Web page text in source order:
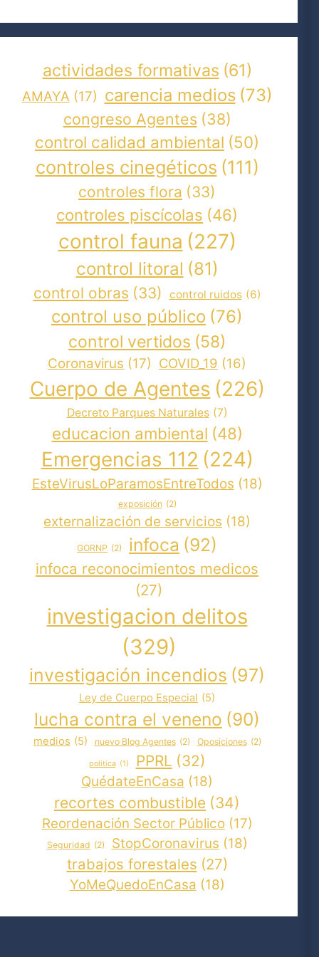
actividades formativas (61)
AMAYA (17) carencia medios (73)
congreso Agentes (38)
control calidad ambiental (50)
controles cinegéticos (111)
controles flora (33)
controles piscícolas (46)
control fauna (227)
control litoral (81)
control obras (33) control ruidos (6)
control uso público (76)
control vertidos (58)
Coronavirus (17) COVID_19 (16)
Cuerpo de Agentes (226)
Decreto Parques Naturales (7)
educacion ambiental (48)
Emergencias 112 (224)
EsteVirusLoParamosEntreTodos (18)
exposición (2)
externalización de servicios (18)
GORNP (2) infoca (92)
infoca reconocimientos medicos
(27)
investigacion delitos
(329)
investigación incendios (97)
Ley de Cuerpo Especial (5)
lucha contra el veneno (90)
medios (5) nuevo Blog Agentes (2) Oposiciones (2)
politica (1) PPRL (32)
QuédateEnCasa (18)
recortes combustible (34)
Reordenación Sector Público (17)
Seguridad (2) StopCoronavirus (18)
trabajos forestales (27)
YoMeQuedoEnCasa (18)